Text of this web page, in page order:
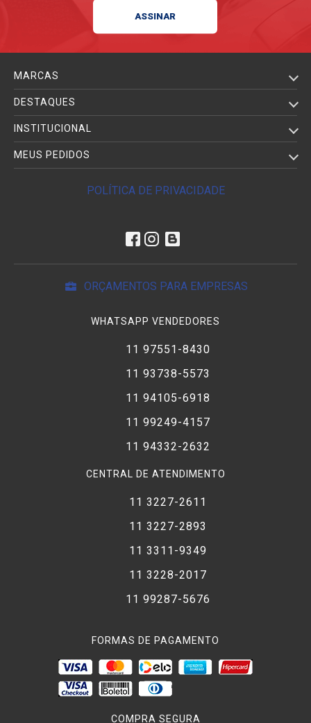
MARCAS
DESTAQUES
INSTITUCIONAL
MEUS PEDIDOS
POLÍTICA DE PRIVACIDADE
ORÇAMENTOS PARA EMPRESAS
WHATSAPP VENDEDORES
11 97551-8430
11 93738-5573
11 94105-6918
11 99249-4157
11 94332-2632
CENTRAL DE ATENDIMENTO
11 3227-2611
11 3227-2893
11 3311-9349
11 3228-2017
11 99287-5676
FORMAS DE PAGAMENTO
COMPRA SEGURA